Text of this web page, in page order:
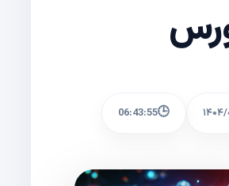
۱۵ 🕒
06:43:55